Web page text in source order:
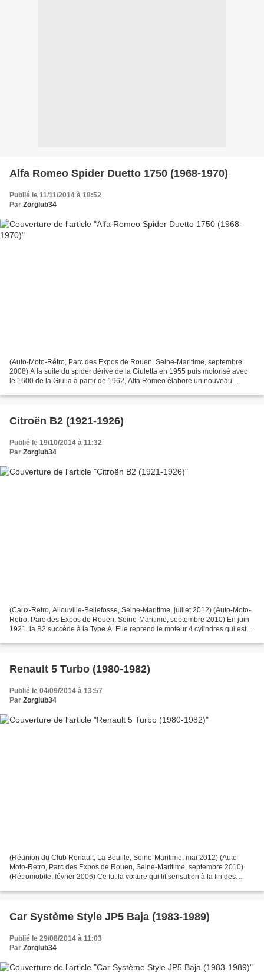
Alfa Romeo Spider Duetto 1750 (1968-1970)
Publié le 11/11/2014 à 18:52
Par Zorglub34
(Auto-Moto-Rétro, Parc des Expos de Rouen, Seine-Maritime, septembre
2008) A la suite du spider dérivé de la Giuletta en 1955 puis motorisé avec
le 1600 de la Giulia à partir de 1962, Alfa Romeo élabore un nouveau
Citroën B2 (1921-1926)
Publié le 19/10/2014 à 11:32
Par Zorglub34
(Caux-Retro, Allouville-Bellefosse, Seine-Maritime, juillet 2012) (Auto-Moto-
Retro, Parc des Expos de Rouen, Seine-Maritime, septembre 2010) En juin
1921, la B2 succède à la Type A. Elle reprend le moteur 4 cylindres qui est
Renault 5 Turbo (1980-1982)
Publié le 04/09/2014 à 13:57
Par Zorglub34
(Réunion du Club Renault, La Bouille, Seine-Maritime, mai 2012) (Auto-
Moto-Retro, Parc des Expos de Rouen, Seine-Maritime, septembre 2010)
(Rétromobile, février 2006) Ce fut la voiture qui fit sensation à la fin des
Car Système Style JP5 Baja (1983-1989)
Publié le 29/08/2014 à 11:03
Par Zorglub34